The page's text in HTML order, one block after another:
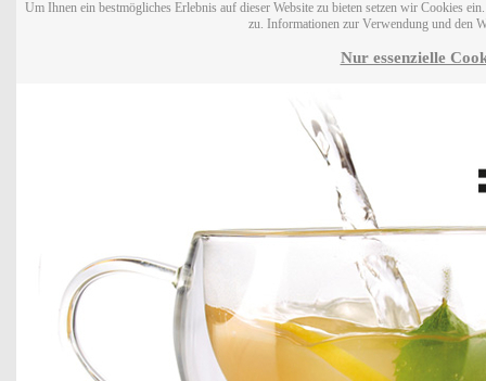
Um Ihnen ein bestmögliches Erlebnis auf dieser Website zu bieten setzen wir Cookies
zu. Informationen zur Verwendung und den
Nur essenzielle